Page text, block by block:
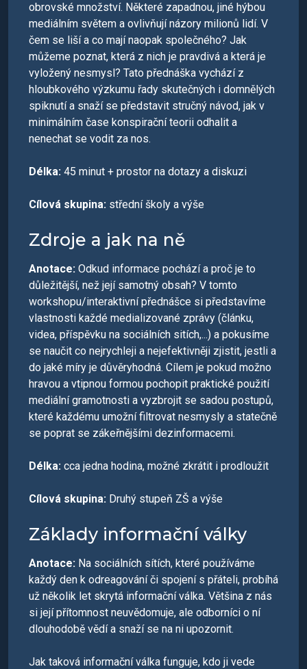
obrovské množství. Některé zapadnou, jiné hýbou
mediálním světem a ovlivňují názory milionů lidí. V
čem se liší a co mají naopak společného? Jak
můžeme poznat, která z nich je pravdivá a která je
vyložený nesmysl? Tato přednáška vychází z
hloubkového výzkumu řady skutečných i domnělých
spiknutí a snaží se představit stručný návod, jak v
minimálním čase konspirační teorii odhalit a
nenechat se vodit za nos.
Délka: 45 minut + prostor na dotazy a diskuzi
Cílová skupina: střední školy a výše
Zdroje a jak na ně
Anotace: Odkud informace pochází a proč je to
důležitější, než její samotný obsah? V tomto
workshopu/interaktivní přednášce si představíme
vlastnosti každé medializované zprávy (článku,
videa, příspěvku na sociálních sitích,...) a pokusíme
se naučit co nejrychleji a nejefektivněji zjistit, jestli a
do jaké míry je důvěryhodná. Cílem je pokud možno
hravou a vtipnou formou pochopit praktické použití
mediální gramotnosti a vyzbrojit se sadou postupů,
které každému umožní filtrovat nesmysly a statečně
se poprat se zákeřnějšími dezinformacemi.
Délka: cca jedna hodina, možné zkrátit i prodloužit
Cílová skupina: Druhý stupeň ZŠ a výše
Základy informační války
Anotace: Na sociálních sítích, které používáme
každý den k odreagování či spojení s přáteli, probíhá
už několik let skrytá informační válka. Většina z nás
si její přítomnost neuvědomuje, ale odborníci o ní
dlouhodobě vědí a snaží se na ni upozornit.
Jak taková informační válka funguje, kdo ji vede